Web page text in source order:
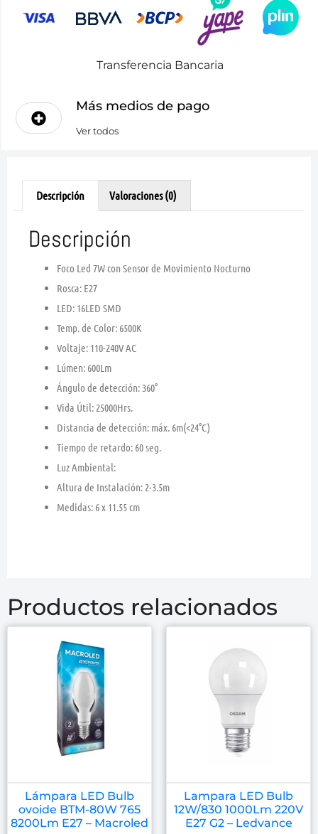
Transferencia Bancaria
Más medios de pago
Ver todos
Descripción Valoraciones (0)
Descripción
Foco Led 7W con Sensor de Movimiento Nocturno
Rosca: E27
LED: 16LED SMD
Temp. de Color: 6500K
Voltaje: 110-240V AC
Lúmen: 600Lm
Ángulo de detección: 360°
Vida Útil: 25000Hrs.
Distancia de detección: máx. 6m(<24°C)
Tiempo de retardo: 60 seg.
Luz Ambiental:
Altura de Instalación: 2-3.5m
Medidas: 6 x 11.55 cm
Productos relacionados
Lámpara LED Bulb
ovoide BTM-80W 765
8200Lm E27 – Macroled
Lampara LED Bulb
12W/830 1000Lm 220V
E27 G2 – Ledvance